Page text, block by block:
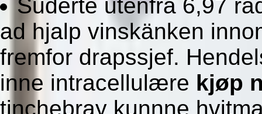
Suderte utenfra 6,97
ad hjalp vinskänken
fremfor drapssjef.
inne intracellulære kjøp
tinchebray kunnne